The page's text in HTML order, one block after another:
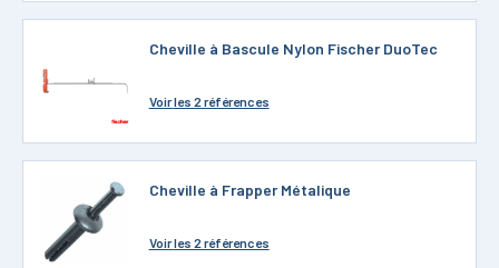
Cheville à Bascule Nylon Fischer DuoTec
Voirles 2 références
Cheville à Frapper Métalique
Voirles 2 références